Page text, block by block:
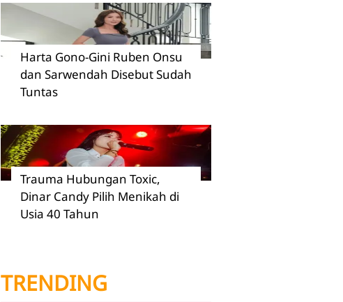
Harta Gono-Gini Ruben Onsu
dan Sarwendah Disebut Sudah
Tuntas
Trauma Hubungan Toxic,
Dinar Candy Pilih Menikah di
Usia 40 Tahun
TRENDING